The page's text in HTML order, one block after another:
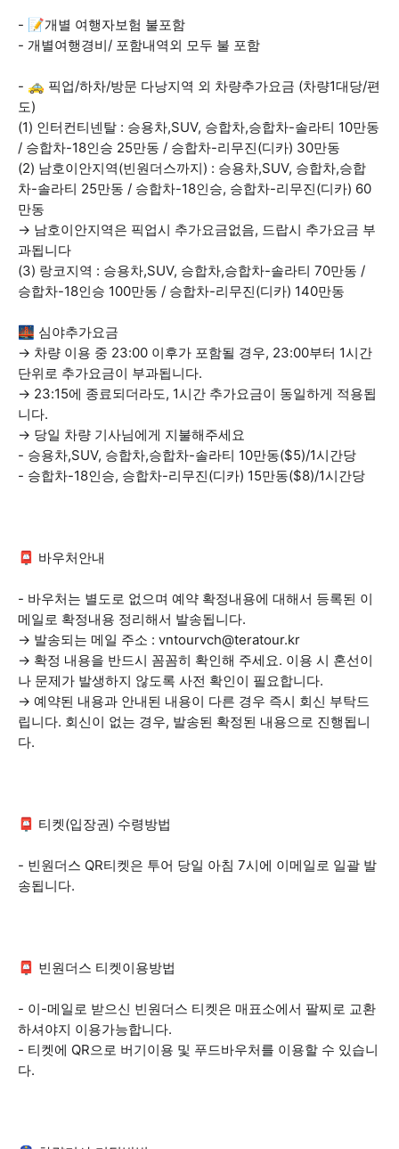
- 📝개별 여행자보험 불포함
- 개별여행경비/ 포함내역외 모두 불 포함
- 🚕 픽업/하차/방문 다낭지역 외 차량추가요금 (차량1대당/편
도)
(1) 인터컨티넨탈 : 승용차,SUV, 승합차,승합차-솔라티 10만동
/ 승합차-18인승 25만동 / 승합차-리무진(디카) 30만동
(2) 남호이안지역(빈원더스까지) : 승용차,SUV, 승합차,승합
차-솔라티 25만동 / 승합차-18인승, 승합차-리무진(디카) 60
만동
→ 남호이안지역은 픽업시 추가요금없음, 드랍시 추가요금 부
과됩니다
(3) 랑코지역 : 승용차,SUV, 승합차,승합차-솔라티 70만동 /
승합차-18인승 100만동 / 승합차-리무진(디카) 140만동
🌉 심야추가요금
→ 차량 이용 중 23:00 이후가 포함될 경우, 23:00부터 1시간
단위로 추가요금이 부과됩니다.
→ 23:15에 종료되더라도, 1시간 추가요금이 동일하게 적용됩
니다.
→ 당일 차량 기사님에게 지불해주세요
- 승용차,SUV, 승합차,승합차-솔라티 10만동($5)/1시간당
- 승합차-18인승, 승합차-리무진(디카) 15만동($8)/1시간당
📮 바우처안내
- 바우처는 별도로 없으며 예약 확정내용에 대해서 등록된 이
메일로 확정내용 정리해서 발송됩니다.
→ 발송되는 메일 주소 : vntourvch@teratour.kr
→ 확정 내용을 반드시 꼼꼼히 확인해 주세요. 이용 시 혼선이
나 문제가 발생하지 않도록 사전 확인이 필요합니다.
→ 예약된 내용과 안내된 내용이 다른 경우 즉시 회신 부탁드
립니다. 회신이 없는 경우, 발송된 확정된 내용으로 진행됩니
다.
📮 티켓(입장권) 수령방법
- 빈원더스 QR티켓은 투어 당일 아침 7시에 이메일로 일괄 발
송됩니다.
📮 빈원더스 티켓이용방법
- 이-메일로 받으신 빈원더스 티켓은 매표소에서 팔찌로 교환
하셔야지 이용가능합니다.
- 티켓에 QR으로 버기이용 및 푸드바우처를 이용할 수 있습니
다.